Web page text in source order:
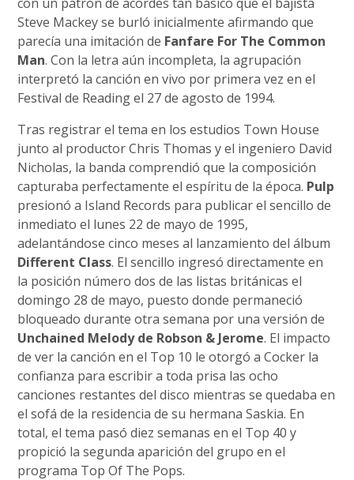
Steve Mackey se burló inicialmente afirmando que
parecía una imitación de Fanfare For The Common
Man. Con la letra aún incompleta, la agrupación
interpretó la canción en vivo por primera vez en el
Festival de Reading el 27 de agosto de 1994.
Tras registrar el tema en los estudios Town House
junto al productor Chris Thomas y el ingeniero David
Nicholas, la banda comprendió que la composición
capturaba perfectamente el espíritu de la época. Pulp
presionó a Island Records para publicar el sencillo de
inmediato el lunes 22 de mayo de 1995,
adelantándose cinco meses al lanzamiento del álbum
Different Class. El sencillo ingresó directamente en
la posición número dos de las listas británicas el
domingo 28 de mayo, puesto donde permaneció
bloqueado durante otra semana por una versión de
Unchained Melody de Robson & Jerome. El impacto
de ver la canción en el Top 10 le otorgó a Cocker la
confianza para escribir a toda prisa las ocho
canciones restantes del disco mientras se quedaba en
el sofá de la residencia de su hermana Saskia. En
total, el tema pasó diez semanas en el Top 40 y
propició la segunda aparición del grupo en el
programa Top Of The Pops.